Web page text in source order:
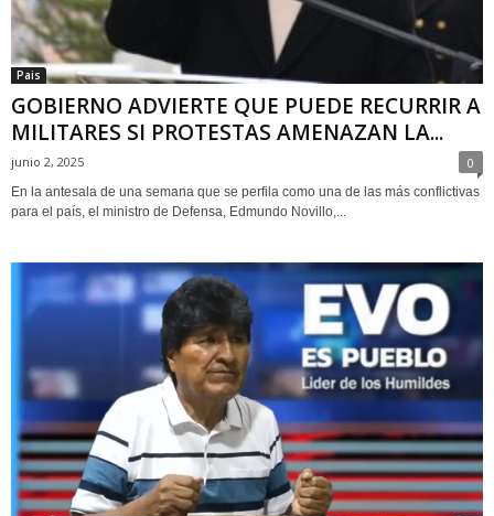
Pais
GOBIERNO ADVIERTE QUE PUEDE RECURRIR A
MILITARES SI PROTESTAS AMENAZAN LA...
junio 2, 2025 0
En la antesala de una semana que se perfila como una de las más conflictivas
para el país, el ministro de Defensa, Edmundo Novillo,...